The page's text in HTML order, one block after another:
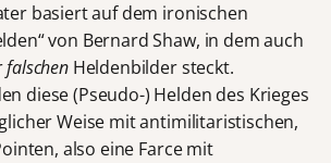
basiert auf dem ironischen
von Bernard Shaw, in dem auch
falschen Heldenbilder steckt.
diese (Pseudo-) Helden des Krieges
Weise mit antimilitaristischen,
also eine Farce mit